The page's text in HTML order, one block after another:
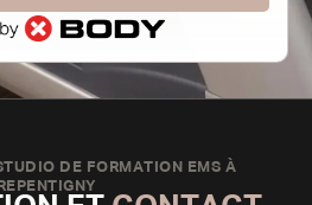
DE FORMATION EMS À
REPENTIGNY